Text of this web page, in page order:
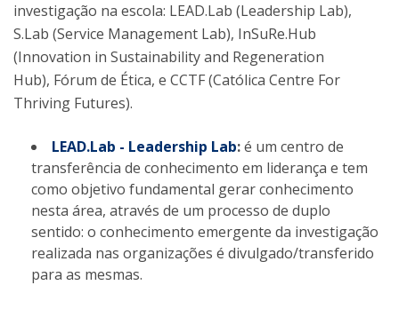
investigação na escola: LEAD.Lab (Leadership Lab),
S.Lab (Service Management Lab), InSuRe.Hub
(Innovation in Sustainability and Regeneration
Hub), Fórum de Ética, e CCTF (Católica Centre For
Thriving Futures).
LEAD.Lab - Leadership Lab:é um centro de
transferência de conhecimento em liderança e tem
como objetivo fundamental gerar conhecimento
nesta área, através de um processo de duplo
sentido: o conhecimento emergente da investigação
realizada nas organizações é divulgado/transferido
para as mesmas.